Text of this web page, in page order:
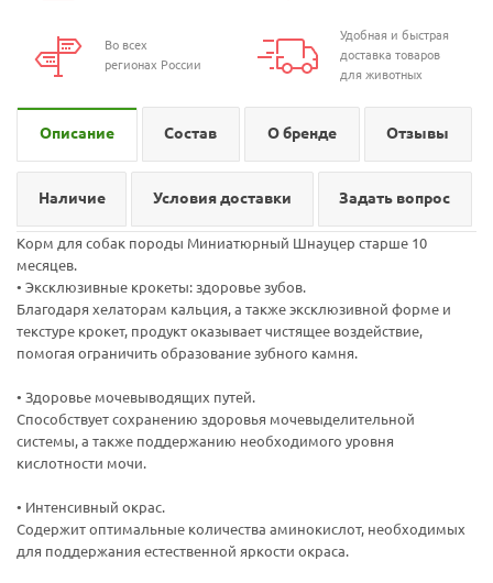
Во всех
регионах России
Удобная и быстрая
доставка товаров
для животных
Описание Состав О бренде Отзывы
Наличие Условия доставки Задать вопрос
Корм для собак породы Миниатюрный Шнауцер старше 10
месяцев.
• Эксклюзивные крокеты: здоровье зубов.
Благодаря хелаторам кальция, а также эксклюзивной форме и
текстуре крокет, продукт оказывает чистящее воздействие,
помогая ограничить образование зубного камня.
• Здоровье мочевыводящих путей.
Способствует сохранению здоровья мочевыделительной
системы, а также поддержанию необходимого уровня
кислотности мочи.
• Интенсивный окрас.
Содержит оптимальные количества аминокислот, необходимых
для поддержания естественной яркости окраса.